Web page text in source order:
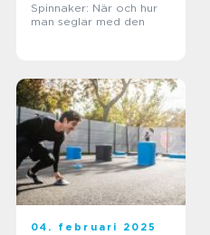
Spinnaker: När och hur
man seglar med den
04. februari 2025